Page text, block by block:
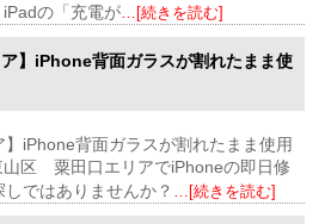
の「充電が…[続きを読む]
】iPhone背面ガラスが割れたまま使
iPhone背面ガラスが割れたまま使用
区 粟田口エリアでiPhoneの即日修
ではありませんか？ …[続きを読む]